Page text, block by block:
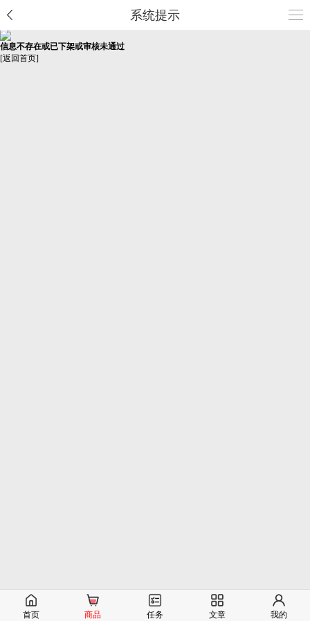
系统提示
信息不存在或已下架或审核未通过
[返回首页]
首页 商品 任务 文章 我的